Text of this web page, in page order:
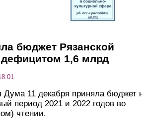
бюджет Рязанской
дефицитом 1,6 млрд
Дума 11 декабря приняла бюджет
период 2021 и 2022 годов во
чтении.